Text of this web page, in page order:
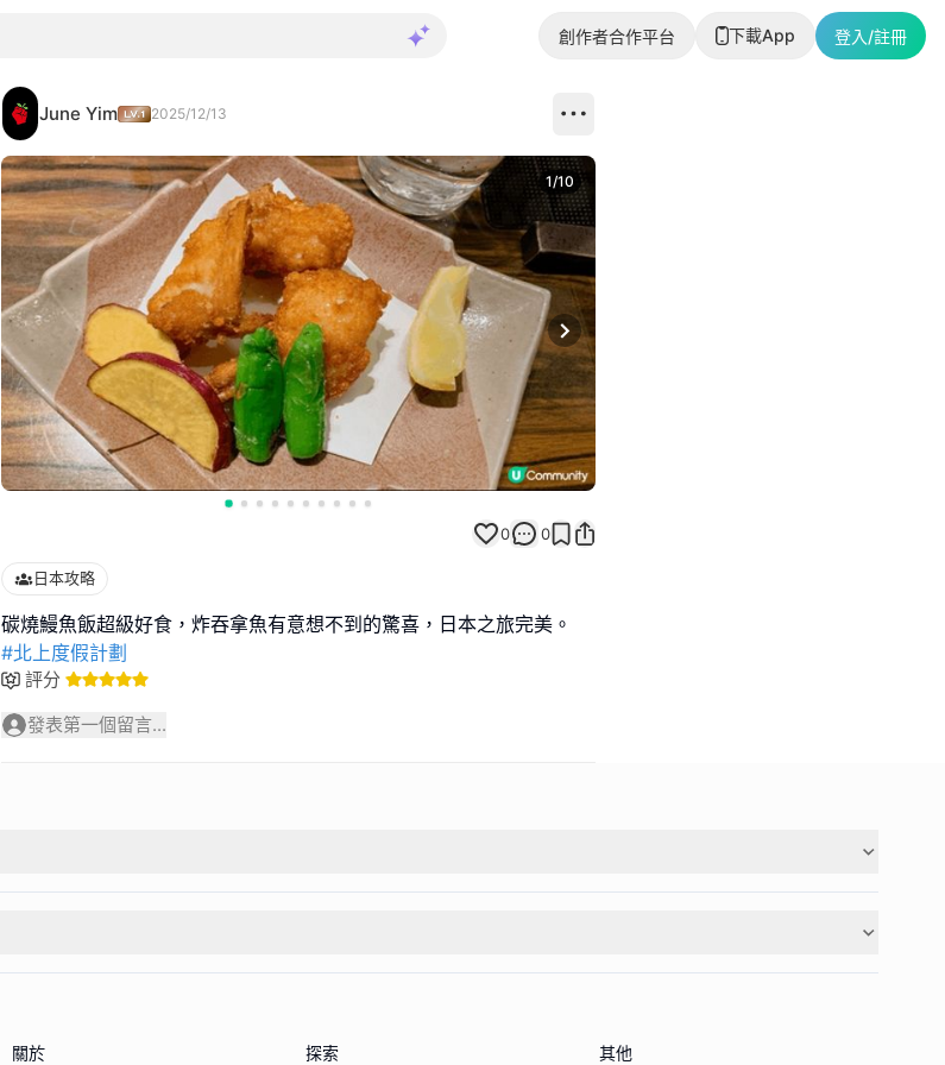
創作者合作平台 下載App 登入/註冊
June Yim 2025/12/13
Next slide
1/10
0 0
日本攻略
#北上度假計劃
評分
發表第一個留言...
關於 探索 其他